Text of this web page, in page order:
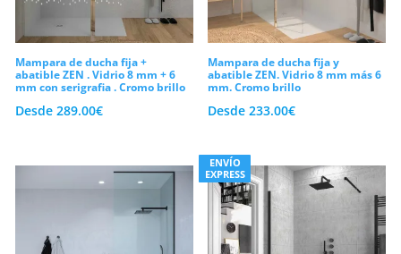
Mampara de ducha fija +
abatible ZEN . Vidrio 8 mm + 6
mm con serigrafia . Cromo brillo
Desde 289.00€
Mampara de ducha fija y
abatible ZEN. Vidrio 8 mm más 6
mm. Cromo brillo
Desde233.00€
ENVÍO
EXPRESS